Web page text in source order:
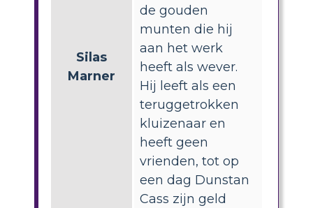
Silas
Marner
de gouden
munten die hij
aan het werk
heeft als wever.
Hij leeft als een
teruggetrokken
kluizenaar en
heeft geen
vrienden, tot op
een dag Dunstan
Cass zijn geld